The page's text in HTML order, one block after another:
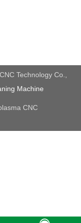
Technology Co.,
Machine
CNC